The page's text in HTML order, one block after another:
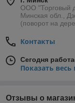
ООО "Торговый
Минская обл.,
(поворот на
Контакты
Сегодня
Показать
Отзывы о